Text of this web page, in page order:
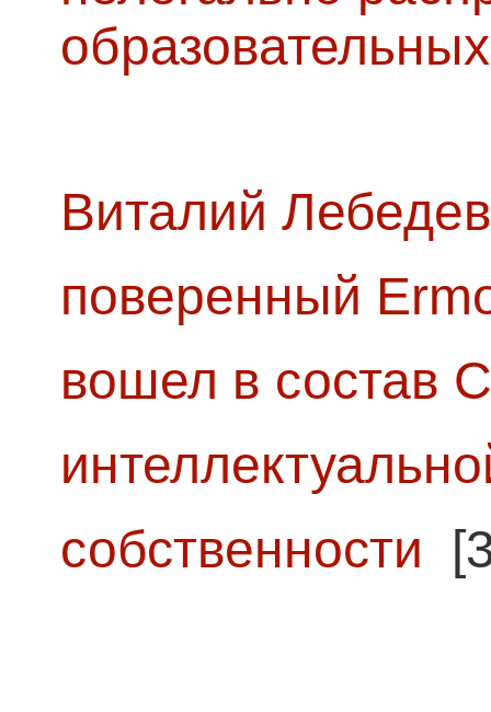
Виталий
поверенный
вошел в состав
собственности